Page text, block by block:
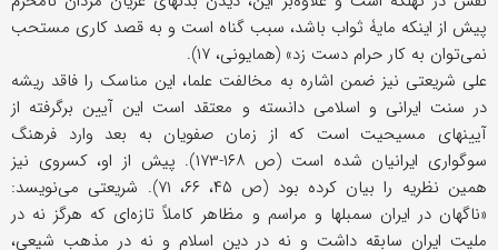
پیش از اینکه مایۀ ثواب باشد، سبب گناه است و به قصد کاری مستحب
نمی‌توان به کار حرام دست زد» (همایونی، ۱۷).
علی شریعتی نیز ضمن اشاره به مخالفت علما، این مناسک را فاقد ریشه
در سنت ایرانی و اسلامی دانسته و معتقد است این آیین برگرفته از
آیینهای مسیحیت است که از زمان صفویان به بعد وارد فرهنگ
سوگواری ایرانیان شده است (ص ۱۶۸-۱۷۳). پیش از او، کسروی نیز
همین نظریه را بیان کرده بود (ص ۴۵، ۶۶، ۷۱). شریعتی می‌نویسد:
«ناگهان در ایران سمبلها و مراسم و مظاهر کاملاً تازه‌ای که هرگز نه در
ملیت ایران سابقه داشت و نه در دین اسلام و نه در مذهب شیعی،